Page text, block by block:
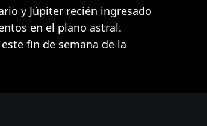
y Júpiter recién ingresado
en el plano astral.
fin de semana de la